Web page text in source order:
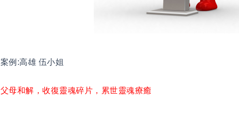
案例:高雄 伍小姐
父母和解，收復靈魂碎片，累世靈魂療癒